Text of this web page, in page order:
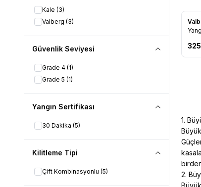
Kale (3)
Valberg (3)
Güvenlik Seviyesi
Grade 4 (1)
Grade 5 (1)
Yangın Sertifikası
30 Dakika (5)
Kilitleme Tipi
Çift Kombinasyonlu (5)
1.
2.